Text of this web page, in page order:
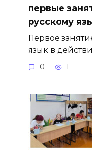
первые
русскому
Первое
язык в
0 1